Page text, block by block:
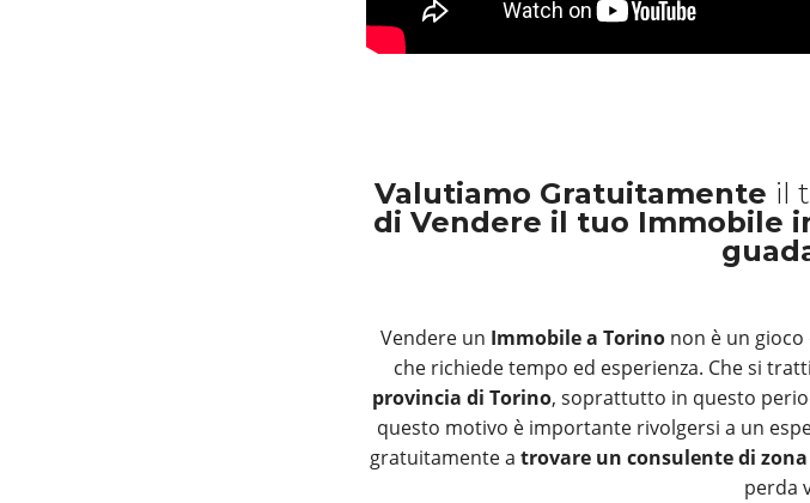
Valutiamo Gratuitamente il
di Vendere il tuo Immobile
Vendere un Immobile a Torino non è un
che richiede tempo ed esperienza. Che si
provincia di Torino, soprattutto in questo
questo motivo è importante rivolgersi a un
gratuitamente a trovare un consulente di zona
perda